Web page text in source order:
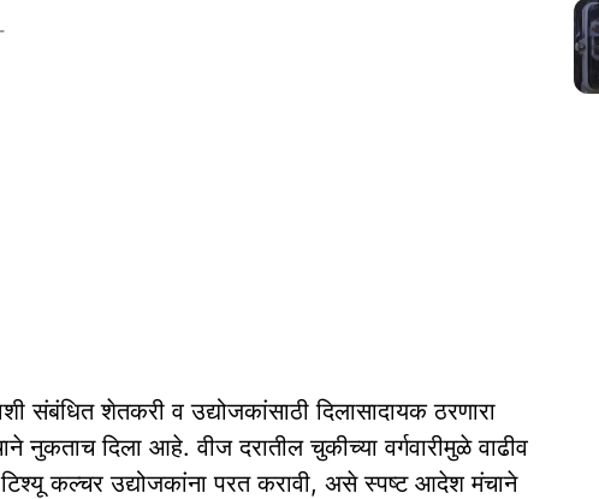
संबंधित शेतकरी व उद्योजकांसाठी दिलासादायक ठरणारा
नुकताच दिला आहे. वीज दरातील चुकीच्या वर्गवारीमुळे वाढीव
कल्चर उद्योजकांना परत करावी, असे स्पष्ट आदेश मंचाने